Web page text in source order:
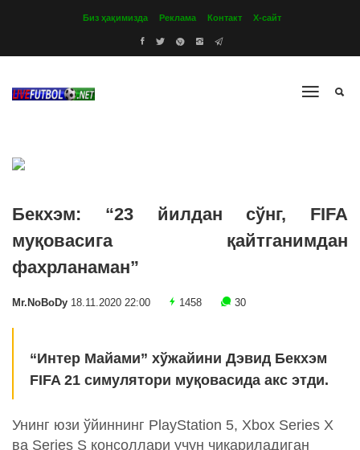
Биз ҳақимизда Реклама Контакт Х-сайт
Бекхэм: “23 йилдан сўнг, FIFA
муқовасига қайтганимдан
фахрланаман”
Mr.NoBoDy 18.11.2020 22:00 1458 30
“Интер Майами” хўжайини Дэвид Бекхэм
FIFA 21 симулятори муқовасида акс этди.
Унинг юзи ўйиннинг PlayStation 5, Xbox Series X
ва Series S консоллари учун чиқариладиган